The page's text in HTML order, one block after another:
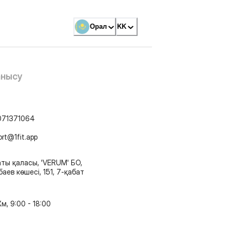
Орал KK
қаласы, 'VERUM' БО,
көшесі, 151, 7-қабат
9:00 - 18:00